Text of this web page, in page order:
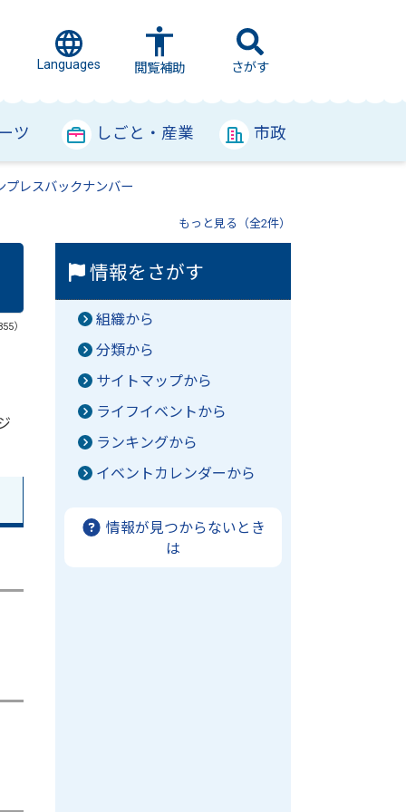
Languages 閲覧補助 さがす
ツ しごと・産業 市政
プレスバックナンバー
もっと見る（全2件）
）
情報をさがす
組織から
分類から
サイトマップから
ライフイベントから
ランキングから
イベントカレンダーから
情報が見つからないとき
は